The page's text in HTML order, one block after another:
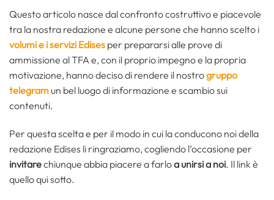
Questo articolo nasce dal confronto costruttivo e piacevole
tra la nostra redazione e alcune persone che hanno scelto i
volumi e i servizi Edises per prepararsi alle prove di
ammissione al TFA e, con il proprio impegno e la propria
motivazione, hanno deciso di rendere il nostrogruppo
telegram un bel luogo di informazione e scambio sui
contenuti.
Per questa scelta e per il modo in cui la conducono noi della
redazione Edises li ringraziamo, cogliendo l’occasione per
invitarechiunque abbia piacere a farloa unirsi a noi. Il link è
quello qui sotto.